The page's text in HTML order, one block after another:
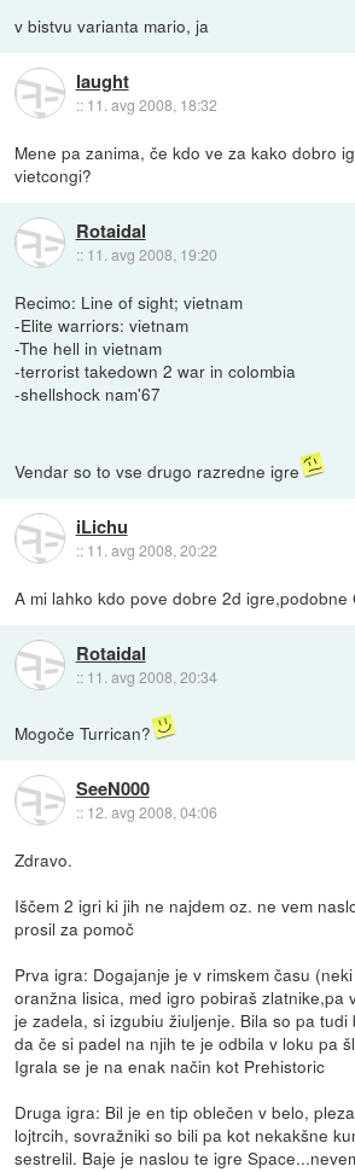
v bistvu varianta mario, ja
laught
:: 11. avg 2008, 18:32
Mene pa zanima, če kdo ve za kako dobro
vietcongi?
Rotaidal
:: 11. avg 2008, 19:20
Recimo: Line of sight; vietnam
-Elite warriors: vietnam
-The hell in vietnam
-terrorist takedown 2 war in colombia
-shellshock nam'67
Vendar so to vse drugo razredne igre
iLichu
:: 11. avg 2008, 20:22
A mi lahko kdo pove dobre 2d igre,podobne
Rotaidal
:: 11. avg 2008, 20:34
Mogoče Turrican?
SeeN000
:: 12. avg 2008, 04:06
Zdravo.
Iščem 2 igri ki jih ne najdem oz. ne vem
prosil za pomoč
Prva igra: Dogajanje je v rimskem času
oranžna lisica, med igro pobiraš zlatnike,pa
je zadela, si izgubiu žiuljenje. Bila so pa
da če si padel na njih te je odbila v loku pa
Igrala se je na enak način kot Prehistoric
Druga igra: Bil je en tip oblečen v belo,
lojtrcih, sovražniki so bili pa kot nekakšne
sestrelil. Baje je naslou te igre